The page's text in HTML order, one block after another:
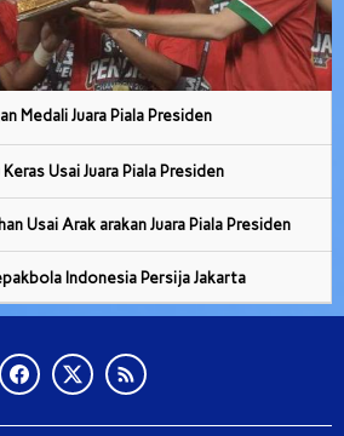
Medali Juara Piala Presiden
Usai Juara Piala Presiden
Usai Arak arakan Juara Piala Presiden
Indonesia Persija Jakarta